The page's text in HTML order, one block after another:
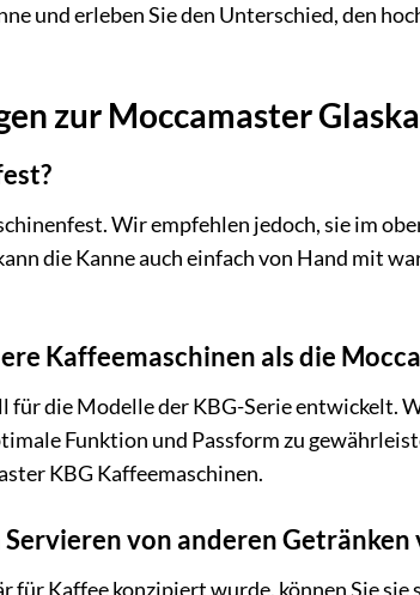
und erleben Sie den Unterschied, den
zur Moccamaster
Wir empfehlen jedoch, sie im
die Kanne auch einfach von Hand mit
Kaffeemaschinen als die
für die Modelle der KBG-Serie entwickelt.
Funktion und Passform zu
KBG Kaffeemaschinen.
von anderen Getränken